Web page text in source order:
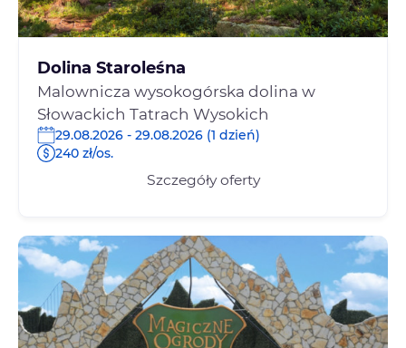
Dolina Staroleśna
Malownicza wysokogórska dolina w
Słowackich Tatrach Wysokich
29.08.2026 - 29.08.2026 (1 dzień)
240 zł/os.
Szczegóły oferty